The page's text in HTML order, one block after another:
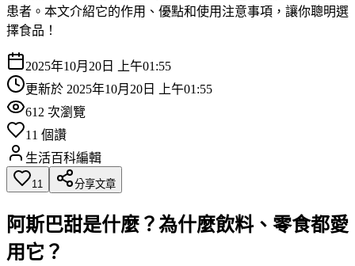
患者。本文介紹它的作用、優點和使用注意事項，讓你聰明選
擇食品！
2025年10月20日 上午01:55
更新於 2025年10月20日 上午01:55
612 次瀏覽
11 個讚
生活百科編輯
11 分享文章
阿斯巴甜是什麼？為什麼飲料、零食都愛
用它？